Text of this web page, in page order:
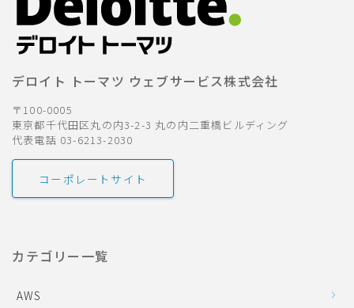
デロイト トーマツ ウェブサービス株式会社
〒100-0005
東京都千代田区丸の内3-2-3 丸の内二重橋ビルディング
代表電話 03-6213-2030
コーポレートサイト
カテゴリー一覧
AWS